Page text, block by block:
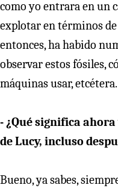
como yo entrara en un
explotar en términos
entonces, ha habido
observar estos fósiles,
máquinas usar, etcétera.
- ¿Qué significa
de Lucy, incluso
Bueno, ya sabes,